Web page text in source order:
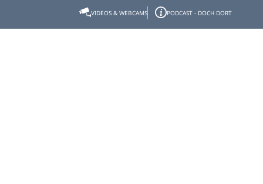
VIDEOS & WEBCAMS PODCAST - DOCH DORT